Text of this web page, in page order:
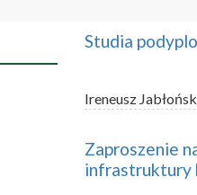
Studia
Ireneusz
Zaproszenie
infrastruktury